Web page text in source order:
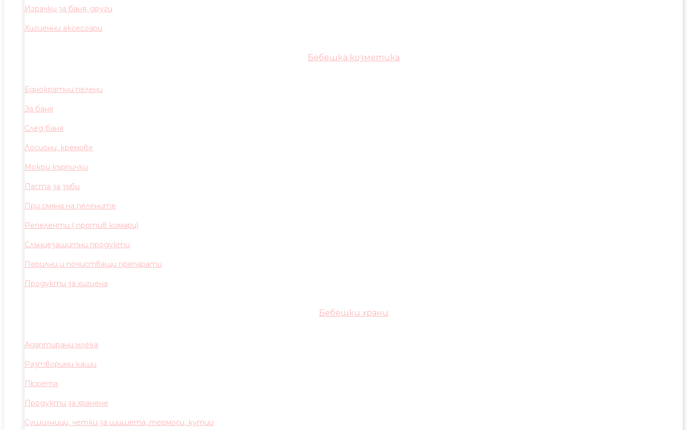
Играчки за баня, други
Хигиенни аксесоари
Бебешка козметика
Еднократни пелени
За баня
След баня
Лосиони, кремове
Мокри кърпички
Паста за зъби
При смяна на пелените
Репеленти ( против комари)
Слънцезащитни продукти
Перилни и почистващи препарати
Продукти за хигиена
Бебешки храни
Адаптирани млека
Разтворими каши
Пюрета
Продукти за хранене
Сушилници, четки за шишета, термоси, кутии